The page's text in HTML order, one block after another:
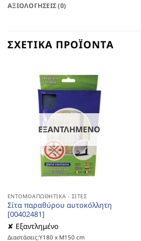
ΑΞΙΟΛΟΓΉΣΕΙΣ (0)
ΣΧΕΤΙΚΆ ΠΡΟΪΌΝΤΑ
ΕΞΑΝΤΛΗΜΈΝΟ
ΕΝΤΟΜΟΑΠΩΘΗΤΙΚΆ - ΣΊΤΕΣ
Σίτα παραθύρου αυτοκόλλητη
[00402481]
✘ Εξαντλημένο
Διαστάσεις:Υ180 x Μ150 cm